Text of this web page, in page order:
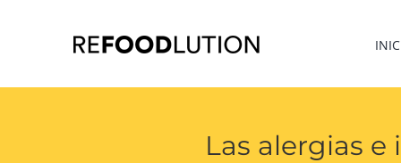
Las alergias